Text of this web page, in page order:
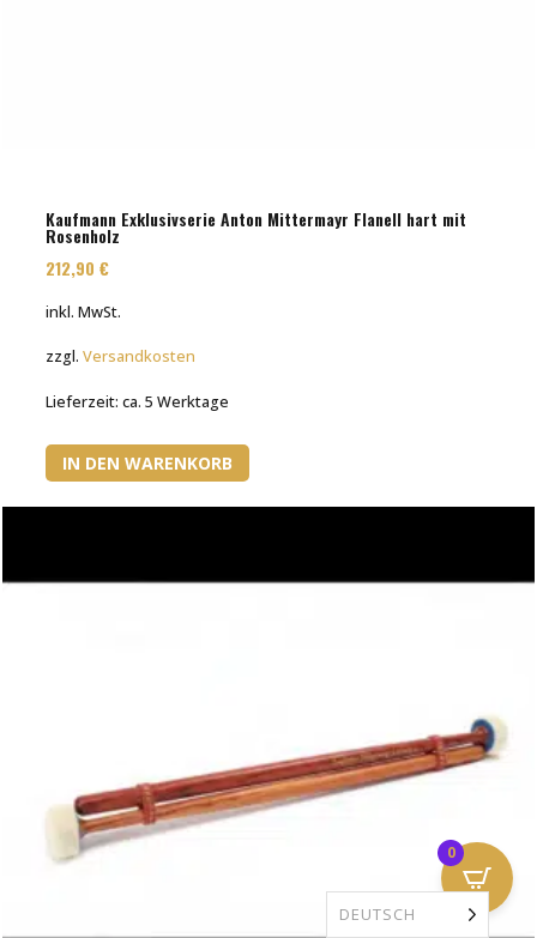
Kaufmann Exklusivserie Anton Mittermayr Flanell hart mit
Rosenholz
212,90€
inkl. MwSt.
zzgl.Versandkosten
Lieferzeit:ca. 5 Werktage
IN DEN WARENKORB
0
DEUTSCH